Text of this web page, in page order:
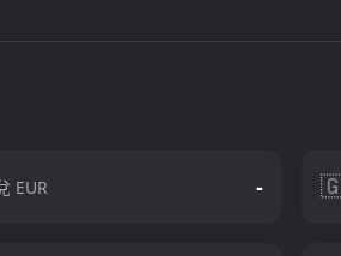
EUR -